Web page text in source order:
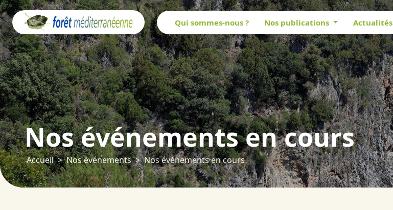
Qui sommes-nous ? Nos publications Actualités
Nos événements en cours
Accueil Nos événements Nos événements en cours
Panneau de gestion des cookies